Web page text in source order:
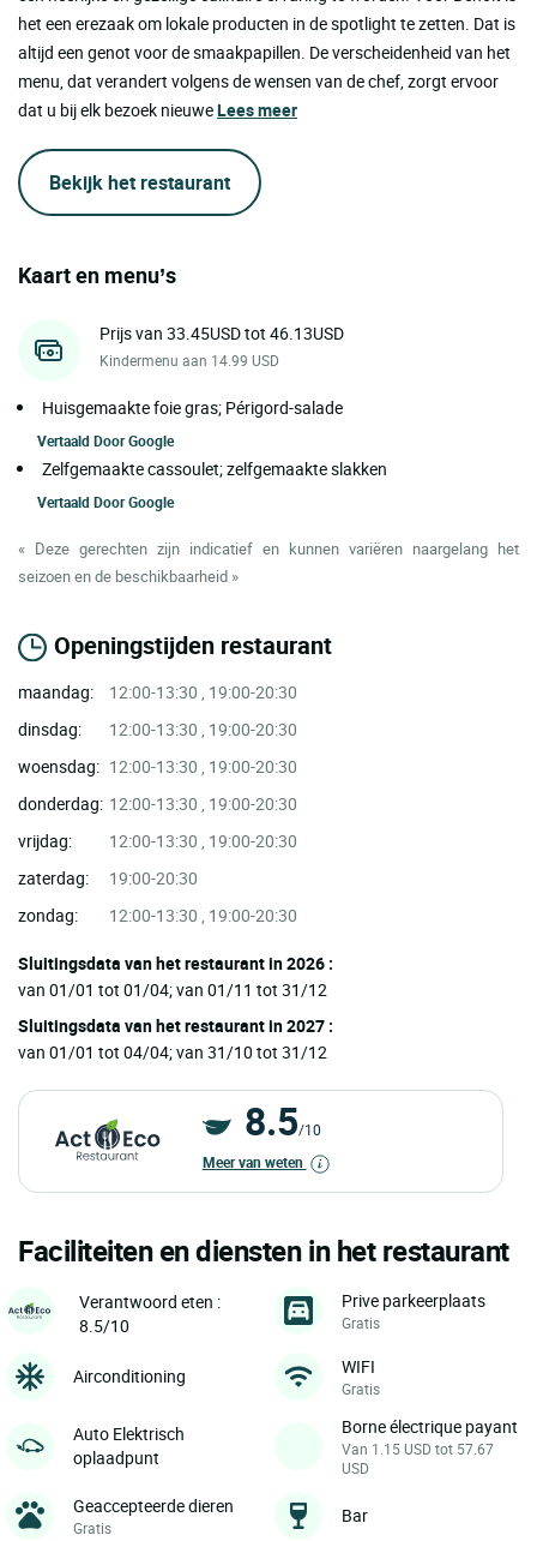
het een erezaak om lokale producten in de spotlight te zetten. Dat is
altijd een genot voor de smaakpapillen. De verscheidenheid van het
menu, dat verandert volgens de wensen van de chef, zorgt ervoor
dat u bij elk bezoek nieuweLees meer
Bekijk het restaurant
Kaart en menu’s
Prijs van 33.45USD tot 46.13USD
Kindermenu aan 14.99 USD
Huisgemaakte foie gras; Périgord-salade
Vertaald DoorGoogle
Zelfgemaakte cassoulet; zelfgemaakte slakken
Vertaald DoorGoogle
« Deze gerechten zijn indicatief en kunnen variëren naargelang het
seizoen en de beschikbaarheid »
Openingstijden restaurant
maandag:
12:00-13:30 , 19:00-20:30
dinsdag:
12:00-13:30 , 19:00-20:30
woensdag: 12:00-13:30 , 19:00-20:30
donderdag: 12:00-13:30 , 19:00-20:30
vrijdag:
12:00-13:30 , 19:00-20:30
zaterdag:
19:00-20:30
zondag:
12:00-13:30 , 19:00-20:30
Sluitingsdata van het restaurant in 2026 :
van 01/01 tot 01/04; van 01/11 tot 31/12
Sluitingsdata van het restaurant in 2027 :
van 01/01 tot 04/04; van 31/10 tot 31/12
8.5/10
Meer van weten
Faciliteiten en diensten in het restaurant
Verantwoord eten :
8.5/10
Prive parkeerplaats
Gratis
Airconditioning WIFI
Gratis
Auto Elektrisch
oplaadpunt
Borne électrique payant
Van 1.15 USD tot 57.67
USD
Geaccepteerde dieren
Gratis
Bar